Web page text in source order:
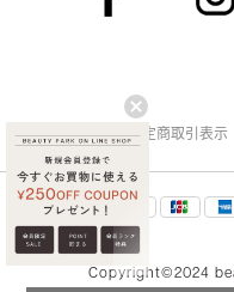
特定商取引表示
Copyright©2024